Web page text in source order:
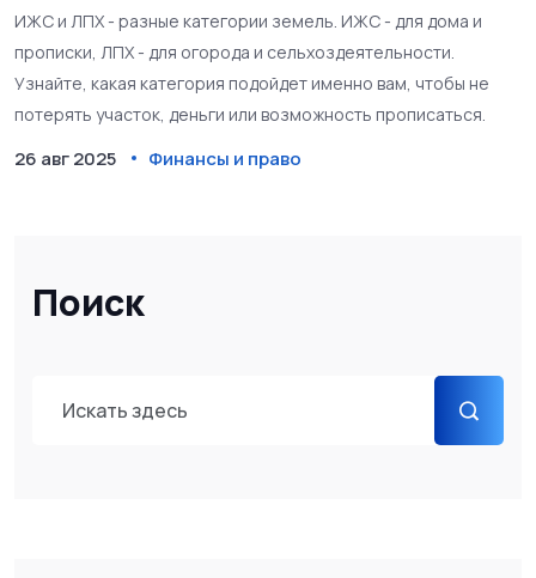
Поиск
ИЖС и ЛПХ - разные категории земель. ИЖС - для дома и
прописки, ЛПХ - для огорода и сельхоздеятельности.
Узнайте, какая категория подойдет именно вам, чтобы не
потерять участок, деньги или возможность прописаться.
26 авг 2025 Финансы и право